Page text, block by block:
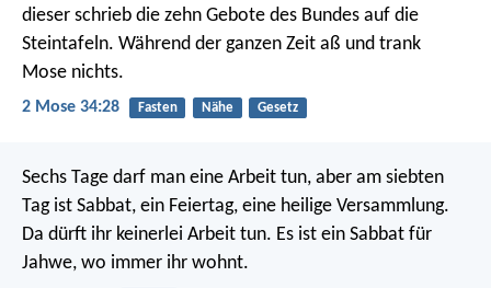
dieser schrieb die zehn Gebote des Bundes auf die
Steintafeln. Während der ganzen Zeit aß und trank
Mose nichts.
2 Mose 34:28 Fasten Nähe Gesetz
Sechs Tage darf man eine Arbeit tun, aber am siebten
Tag ist Sabbat, ein Feiertag, eine heilige Versammlung.
Da dürft ihr keinerlei Arbeit tun. Es ist ein Sabbat für
Jahwe, wo immer ihr wohnt.